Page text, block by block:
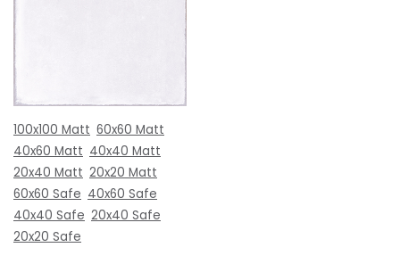
100x100 Matt 60x60 Matt
40x60 Matt 40x40 Matt
20x40 Matt 20x20 Matt
60x60 Safe 40x60 Safe
40x40 Safe 20x40 Safe
20x20 Safe